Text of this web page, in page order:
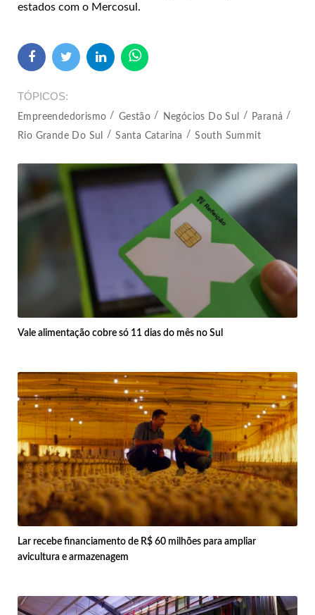
estados com o Mercosul.
TÓPICOS
Empreendedorismo Gestão Negócios Do Sul
Paraná
Rio Grande Do Sul
Santa Catarina South Summit
Vale alimentação cobre só 11 dias do mês no Sul
Lar recebe financiamento de R$ 60 milhões para ampliar
avicultura e armazenagem